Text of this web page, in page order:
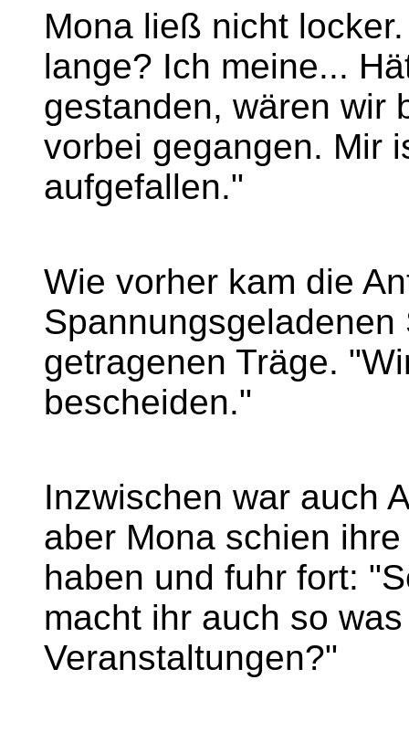
Mona ließ nicht
lange? Ich meine...
gestanden, wären wir
vorbei gegangen. Mir
aufgefallen."
Wie vorher kam die
getragenen Träge.
bescheiden."
Inzwischen war auch
aber Mona schien
haben und fuhr fort:
macht ihr auch so
Veranstaltungen?"